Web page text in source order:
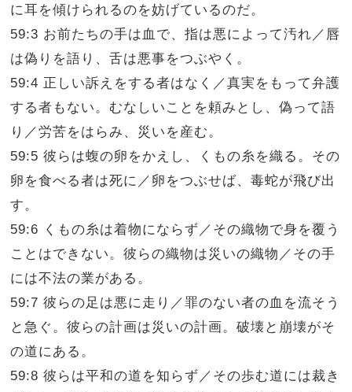
に耳を傾けられるのを妨げているのだ。
59:3 お前たちの手は血で、指は悪によって汚れ／唇
は偽りを語り、舌は悪事をつぶやく。
59:4 正しい訴えをする者はなく／真実をもって弁護
する者もない。むなしいことを頼みとし、偽って語
り／労苦をはらみ、災いを産む。
59:5 彼らは蝮の卵をかえし、くもの糸を織る。その
卵を食べる者は死に／卵をつぶせば、毒蛇が飛び出
す。
59:6 くもの糸は着物にならず／その織物で身を覆う
ことはできない。彼らの織物は災いの織物／その手
には不法の業がある。
59:7 彼らの足は悪に走り／罪のない者の血を流そう
と急ぐ。彼らの計画は災いの計画。破壊と崩壊がそ
の道にある。
59:8 彼らは平和の道を知らず／その歩む道には裁き